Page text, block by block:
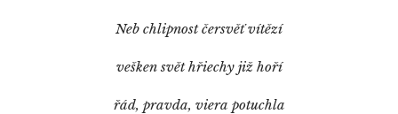
Neb chlipnost čersvěť vítězí
vešken svět hřiechy již hoří
řád, pravda, viera potuchla